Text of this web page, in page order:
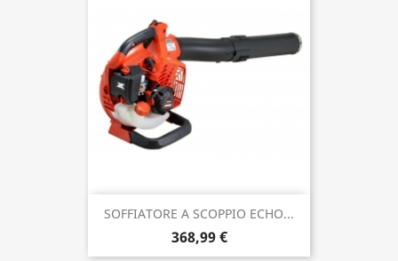
SOFFIATORE A SCOPPIO ECHO...
368,99 €